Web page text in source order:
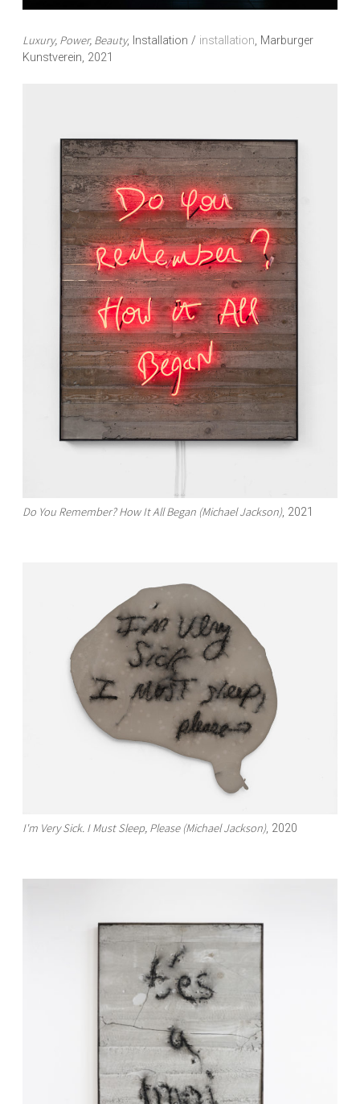
Luxury, Power, Beauty, Installation / installation, Marburger
Kunstverein, 2021
Do You Remember? How It All Began (Michael Jackson), 2021
I'm Very Sick. I Must Sleep, Please (Michael Jackson), 2020